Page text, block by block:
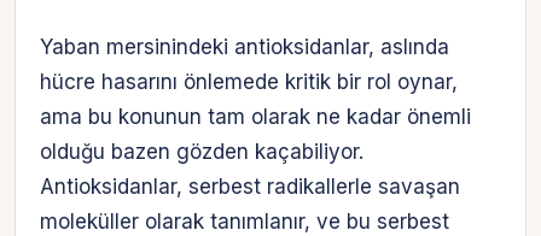
Yaban mersinindeki antioksidanlar, aslında
hücre hasarını önlemede kritik bir rol oynar,
ama bu konunun tam olarak ne kadar önemli
olduğu bazen gözden kaçabiliyor.
Antioksidanlar, serbest radikallerle savaşan
moleküller olarak tanımlanır, ve bu serbest